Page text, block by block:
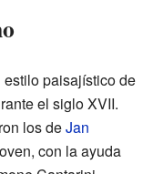
paisajístico de
el siglo XVII.
los deJan
con la ayuda